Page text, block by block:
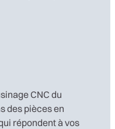
CNC du
des pièces en
répondent à vos